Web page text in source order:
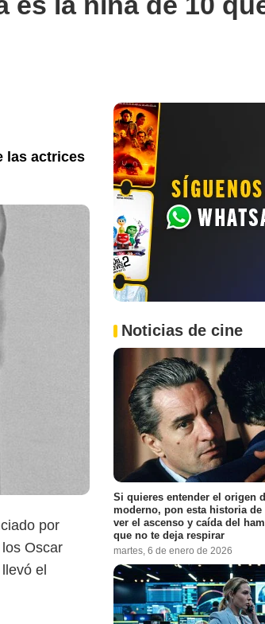
las actrices
por
Oscar
el
Noticias de cine
Si quieres entender el origen
moderno, pon esta historia de
ver el ascenso y caída del
que no te deja respirar
martes, 6 de enero de 2026